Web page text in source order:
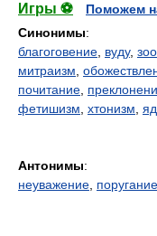
Игры ⚽
Поможем
Синонимы:
благоговение вуду,
митраизм
почитание
фетишизм хтонизм
Антонимы:
неуважение поругание